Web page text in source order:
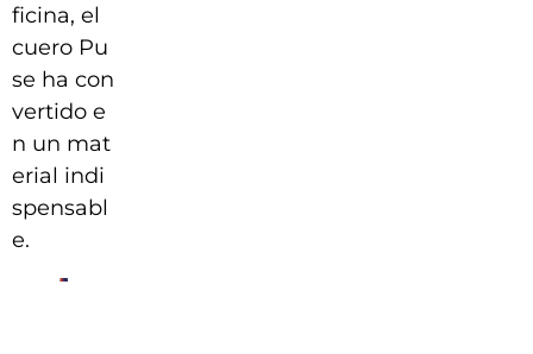
ficina, el
cuero Pu
se ha con
vertido e
n un mat
erial indi
spensabl
e.